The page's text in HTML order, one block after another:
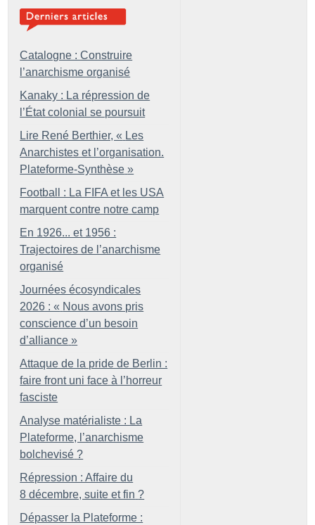
Catalogne : Construire
l’anarchisme organisé
Kanaky : La répression de
l’État colonial se poursuit
Lire René Berthier, « Les
Anarchistes et l’organisation.
Plateforme-Synthèse »
Football : La FIFA et les USA
marquent contre notre camp
En 1926... et 1956 :
Trajectoires de l’anarchisme
organisé
Journées écosyndicales
2026 : « Nous avons pris
conscience d’un besoin
d’alliance »
Attaque de la pride de Berlin :
faire front uni face à l’horreur
fasciste
Analyse matérialiste : La
Plateforme, l’anarchisme
bolchevisé ?
Répression : Affaire du
8 décembre, suite et fin ?
Dépasser la Plateforme :